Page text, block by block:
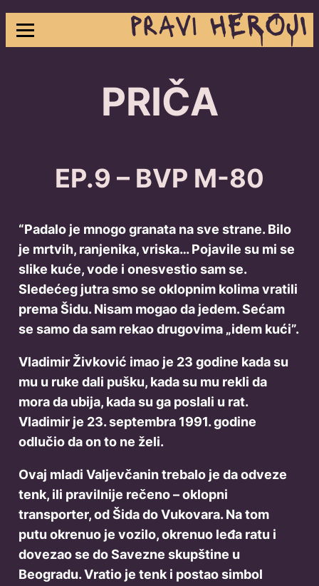
Skip
PRIČA
EP.9 – BVP M-80
“Padalo je mnogo granata na sve strane. Bilo
je mrtvih, ranjenika, vriska… Pojavile su mi se
slike kuće, vode i onesvestio sam se.
Sledećeg jutra smo se oklopnim kolima vratili
prema Šidu. Nisam mogao da jedem. Sećam
se samo da sam rekao drugovima „idem kući”.
Vladimir Živković imao je 23 godine kada su
mu u ruke dali pušku, kada su mu rekli da
mora da ubija, kada su ga poslali u rat.
Vladimir je 23. septembra 1991. godine
odlučio da on to ne želi.
Ovaj mladi Valjevčanin trebalo je da odveze
tenk, ili pravilnije rečeno – oklopni
transporter, od Šida do Vukovara. Na tom
putu okrenuo je vozilo, okrenuo leđa ratu i
dovezao se do Savezne skupštine u
Beogradu. Vratio je tenk i postao simbol